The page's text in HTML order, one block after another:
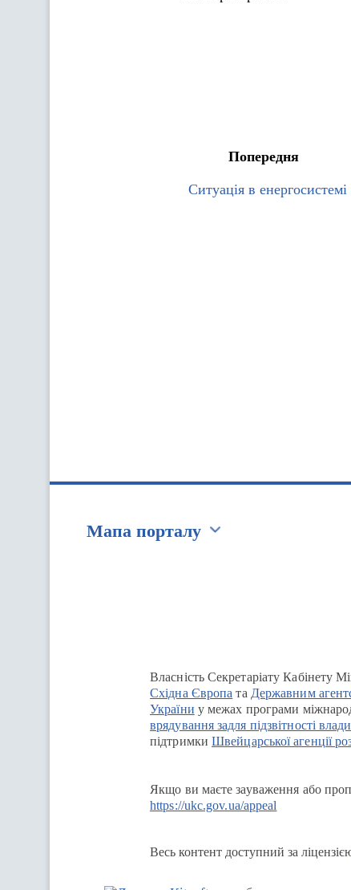
Попередня
Ситуація в
Мапа порталу
Власність Секретаріату Кабінету
Східна Європа та Державним
України у межах програми
врядування задля підзвітності
підтримки Швейцарської агенції
Якщо ви маєте зауваження або
https://ukc.gov.ua/appeal
Весь контент доступний за